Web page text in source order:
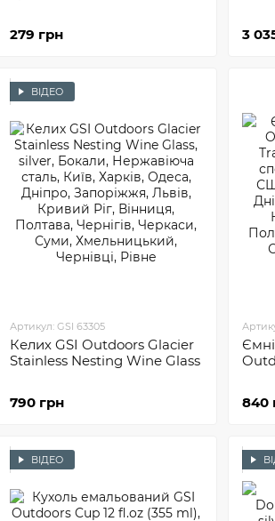
Американська компанія пропонує
ручки для каструлі, що дають
черпаки;
термоси, які можуть зберігати
інше столове начиння, яке може стати
Виробник приділяє велику увагу
приладдя ретельно продуманий. Тому
завдяки чому туристи можуть красиво
279 грн 3
ВІДЕО
Артикул: GSI 63305
Келих GSI Outdoors Glacier
Stainless Nesting Wine Glass
790 грн 840
ВІДЕО